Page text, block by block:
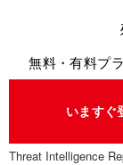
無料・有料プ
いますぐ
Threat Intelligence